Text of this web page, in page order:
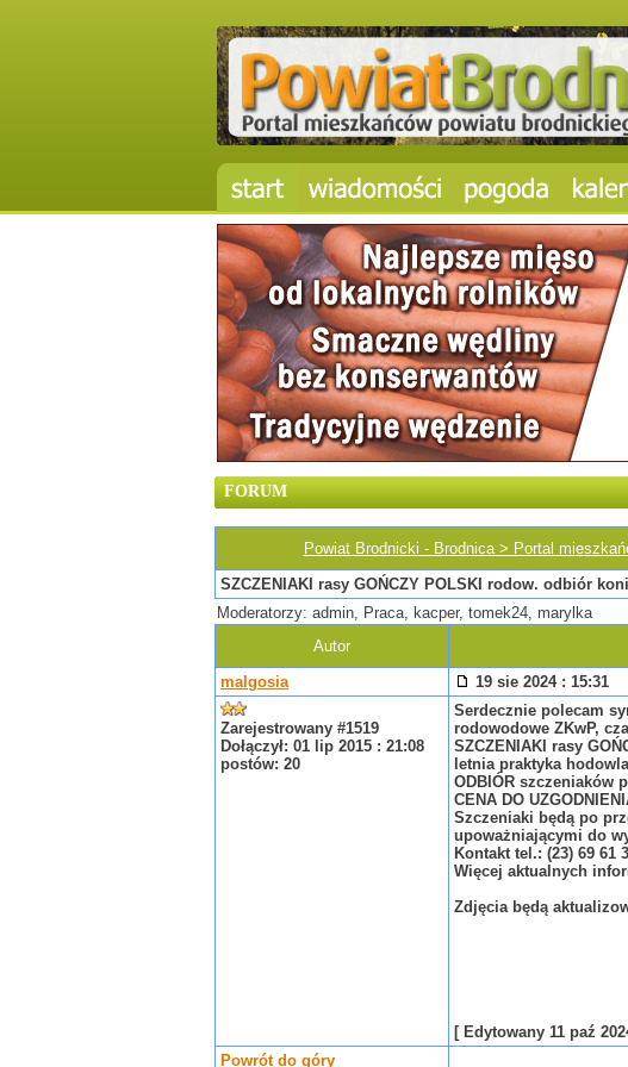
FORUM
Powiat Brodnicki - Brodnica > Portal
SZCZENIAKI rasy GOŃCZY POLSKI rodow. odbiór
Moderatorzy: admin, Praca, kacper, tomek24, marylka
Autor
malgosia
19 sie 2024 : 15:31
Zarejestrowany #1519
Dołączył: 01 lip 2015 : 21:08
postów: 20
Serdecznie polecam
rodowodowe ZKwP,
SZCZENIAKI rasy
letnia praktyka
ODBIÓR szczeniaków
CENA DO
Szczeniaki będą po
upoważniającymi do
Kontakt tel.: (23) 69 61
Więcej aktualnych
Zdjęcia będą
[ Edytowany 11 paź
Powrót do góry